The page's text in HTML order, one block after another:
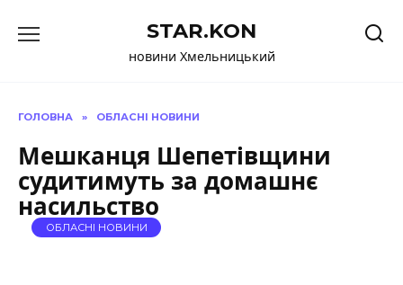
до
STAR.KON
новини Хмельницький
ГОЛОВНА » ОБЛАСНІ НОВИНИ
Мешканця Шепетівщини
судитимуть за домашнє
насильство
ОБЛАСНІ НОВИНИ